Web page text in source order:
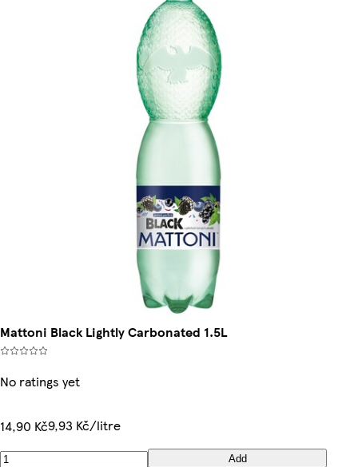
Mattoni Black Lightly Carbonated 1.5L
No ratings yet
14,90 Kč9,93 Kč/litre
Add